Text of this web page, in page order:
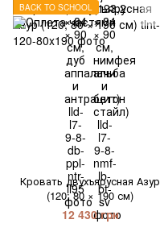
BACK TO SCHOOL
Кровать двухъярусная Азур
(120; 80 × 190 см)
12 430 грн